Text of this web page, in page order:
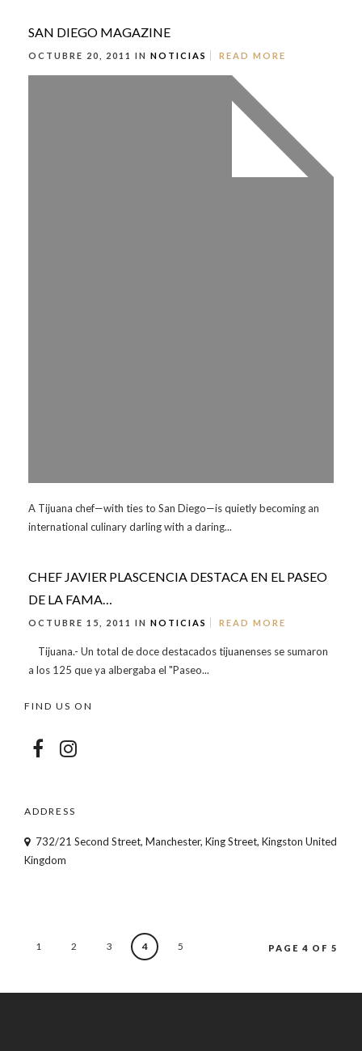
SAN DIEGO MAGAZINE
OCTUBRE 20, 2011 IN NOTICIAS READ MORE
A Tijuana chef—with ties to San Diego—is quietly becoming an
international culinary darling with a daring...
CHEF JAVIER PLASCENCIA DESTACA EN EL PASEO
DE LA FAMA…
OCTUBRE 15, 2011 IN NOTICIAS READ MORE
Tijuana.- Un total de doce destacados tijuanenses se sumaron
a los 125 que ya albergaba el "Paseo...
FIND US ON
ADDRESS
732/21 Second Street, Manchester, King Street, Kingston United
Kingdom
1 2 3 4 5 PAGE 4 OF 5